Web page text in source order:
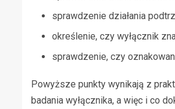
sprawdzenie działania
określenie, czy wyłącznik
sprawdzenie, czy
Powyższe punkty wynikają z
badania wyłącznika, a więc i co